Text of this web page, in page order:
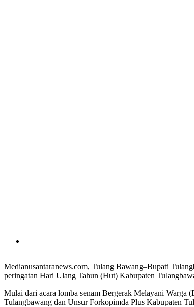
Medianusantaranews.com, Tulang Bawang–Bupati
peringatan Hari Ulang Tahun (Hut) Kabupaten
Mulai dari acara lomba senam Bergerak Melayani Warga
Tulangbawang dan Unsur Forkopimda Plus Kabupaten